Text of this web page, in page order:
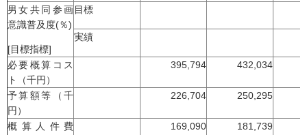
男女共同参画
意識普及度(％)
[目標指標]
目標
実績
必要概算コス
ト（千円）
395,794 432,034
予算額等（千
円）
226,704 250,295
概算人件費
169,090 181,739